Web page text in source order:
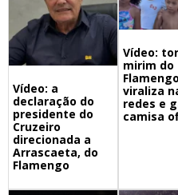
Vídeo: a
declaração do
presidente do
Cruzeiro
direcionada a
Arrascaeta, do
Flamengo
Vídeo:
mirim do
Flamengo
viraliza
redes e
camisa